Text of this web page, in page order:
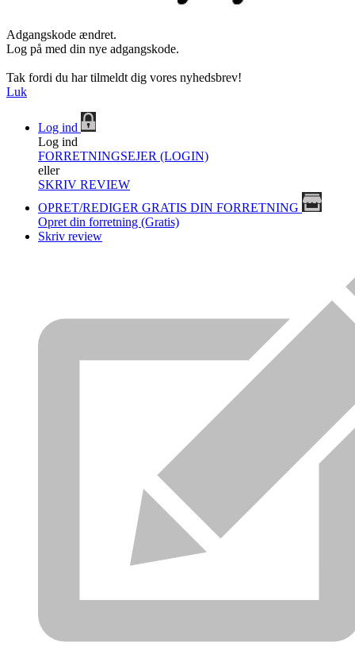
Adgangskode ændret.
Log på med din nye adgangskode.
Tak fordi du har tilmeldt dig vores nyhedsbrev!
Luk
Log ind
Log ind
FORRETNINGSEJER (LOGIN)
eller
SKRIV REVIEW
OPRET/REDIGER GRATIS DIN FORRETNING
Opret din forretning (Gratis)
Skriv review